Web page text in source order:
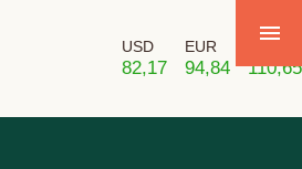
USD
82,17
EUR
94,84 110,65